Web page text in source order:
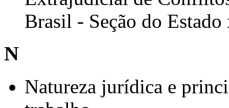
Brasil - Seção do
N
Natureza jurídica e